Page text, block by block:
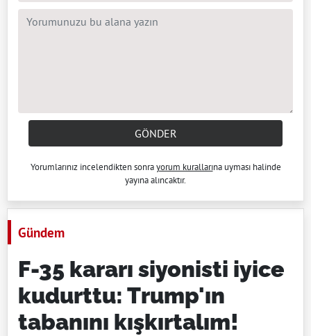
GÖNDER
Yorumlarınız incelendikten sonrayorum kurallarına uyması halinde
yayına alıncaktır.
Gündem
F-35 kararı siyonisti iyice
kudurttu: Trump'ın
tabanını kışkırtalım!